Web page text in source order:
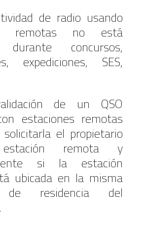
de radio usando
remotas no está
durante concursos,
expediciones, SES,
de un QSO
estaciones remotas
el propietario
remota y
si la estación
ubicada en la misma
de residencia del